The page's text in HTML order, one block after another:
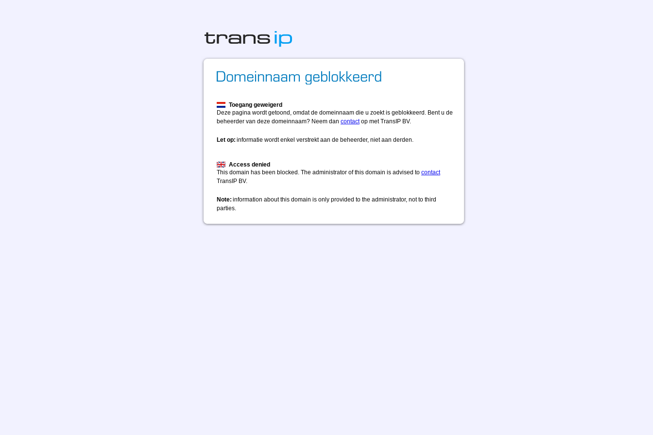
Toegang geweigerd
Deze pagina wordt getoond, omdat de domeinnaam die u zoekt is geblokkeerd. Bent u de
beheerder van deze domeinnaam? Neem dan contactop met TransIP BV.
Let op: informatie wordt enkel verstrekt aan de beheerder, niet aan derden.
Access denied
This domain has been blocked. The administrator of this domain is advised to contact
TransIP BV.
Note: information about this domain is only provided to the administrator, not to third
parties.